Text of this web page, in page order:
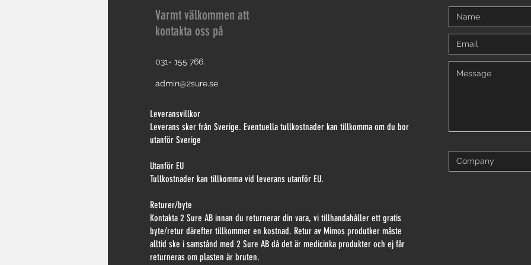
Varmt välkommen att
kontakta oss på
031- 155 766.
admin@2sure.se
Leveransvillkor
Leverans sker från Sverige. Eventuella tullkostnader kan tillkomma om du bor
utanför Sverige
Utanför EU
Tullkostnader kan tillkomma vid leverans utanför EU.
Returer/byte
Kontakta 2 Sure AB innan du returnerar din vara, vi tillhandahåller ett gratis
byte/retur därefter tillkommer en kostnad. Retur av Mimos produtker måste
alltid ske i samstånd med 2 Sure AB då det är medicinka produkter och ej får
returneras om plasten är bruten.